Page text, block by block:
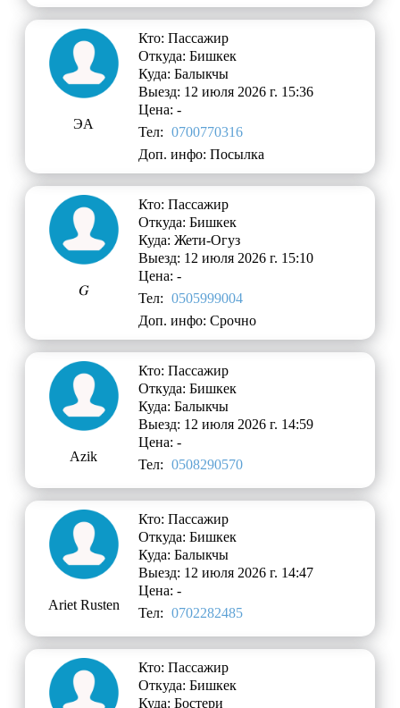
ЭА
Кто: Пассажир
Откуда: Бишкек
Куда: Балыкчы
Выезд: 12 июля 2026 г. 15:36
Цена: -
Тел: 0700770316
Доп. инфо: Посылка
𝐺
Кто: Пассажир
Откуда: Бишкек
Куда: Жети-Огуз
Выезд: 12 июля 2026 г. 15:10
Цена: -
Тел: 0505999004
Доп. инфо: Срочно
Azik
Кто: Пассажир
Откуда: Бишкек
Куда: Балыкчы
Выезд: 12 июля 2026 г. 14:59
Цена: -
Тел: 0508290570
Ariet Rusten
Кто: Пассажир
Откуда: Бишкек
Куда: Балыкчы
Выезд: 12 июля 2026 г. 14:47
Цена: -
Тел: 0702282485
Кто: Пассажир
Откуда: Бишкек
Куда: Бостери